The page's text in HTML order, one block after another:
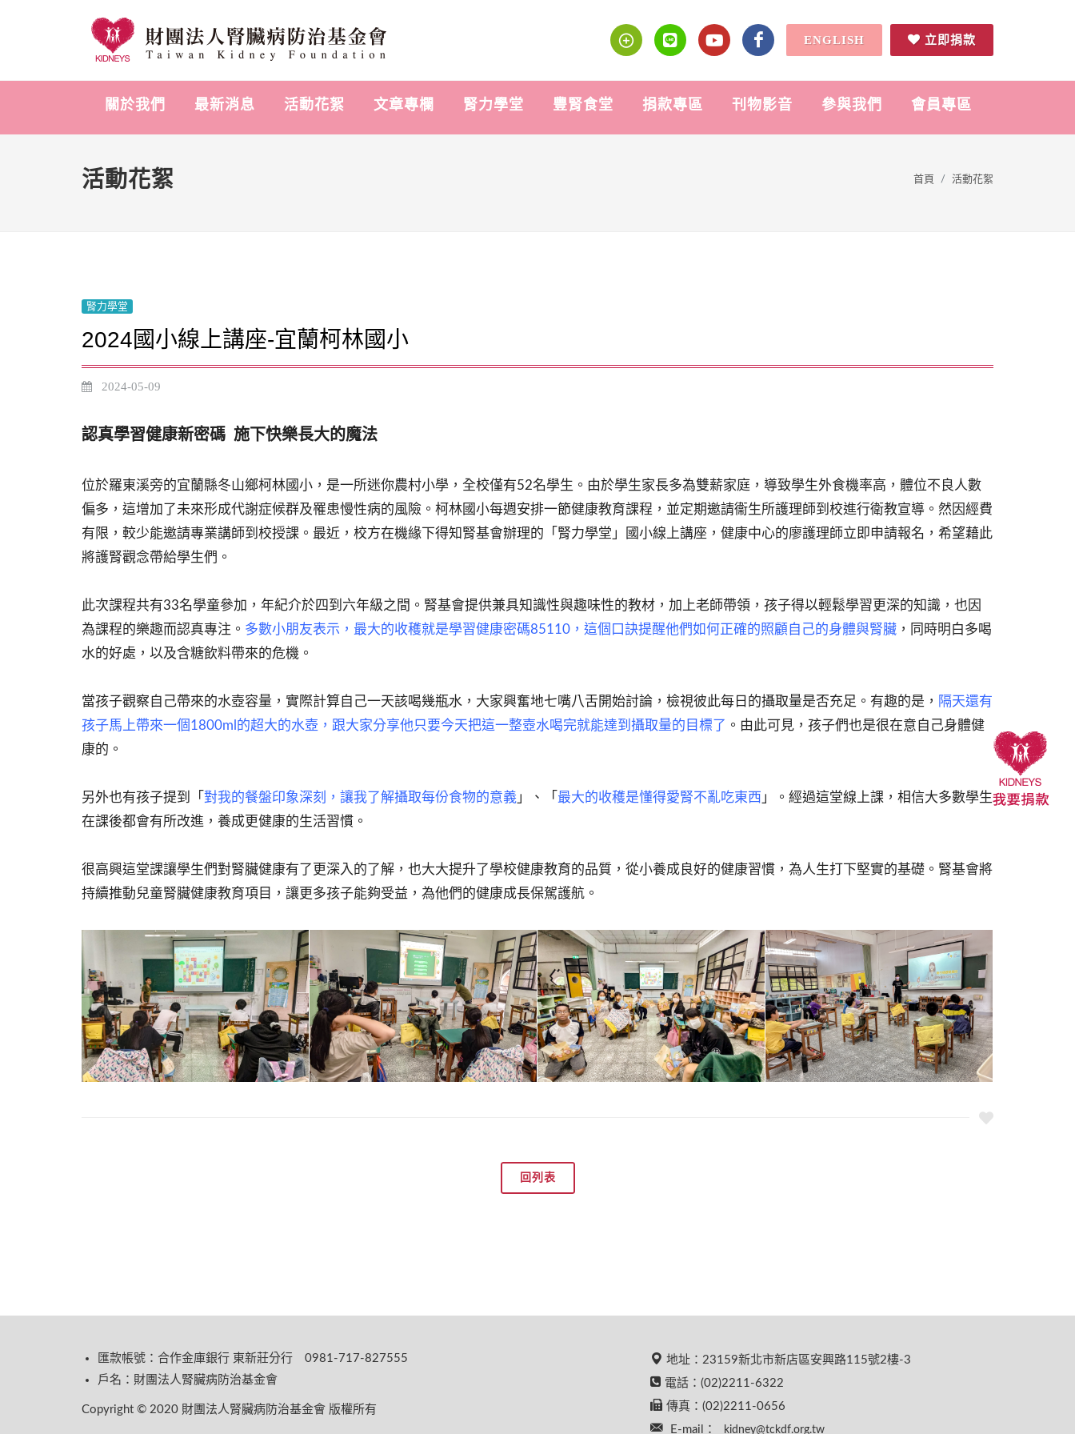
ENGLISH 立即捐款
關於我們 最新消息 活動花絮 文章專欄 腎力學堂 豐腎食堂 捐款專區 刊物影音 參與我們 會員專區
活動花絮 首頁 活動花絮
腎力學堂
2024國小線上講座-宜蘭柯林國小
2024-05-09
認真學習健康新密碼 施下快樂長大的魔法
位於羅東溪旁的宜蘭縣冬山鄉柯林國小，是一所迷你農村小學，全校僅有52名學生。由於學生家長多為雙薪家庭，導致學生外食機率高，體位不良人數
偏多，這增加了未來形成代謝症候群及罹患慢性病的風險。柯林國小每週安排一節健康教育課程，並定期邀請衞生所護理師到校進行衛教宣導。然因經費
有限，較少能邀請專業講師到校授課。最近，校方在機緣下得知腎基會辦理的「腎力學堂」國小線上講座，健康中心的廖護理師立即申請報名，希望藉此
將護腎觀念帶給學生們。
此次課程共有33名學童參加，年紀介於四到六年級之間。腎基會提供兼具知識性與趣味性的教材，加上老師帶領，孩子得以輕鬆學習更深的知識，也因
為課程的樂趣而認真專注。 多數小朋友表示，最大的收穫就是學習健康密碼85110，這個口訣提醒他們如何正確的照顧自己的身體與腎臟 ，同時明白多喝
水的好處，以及含糖飲料帶來的危機。
當孩子觀察自己帶來的水壺容量，實際計算自己一天該喝幾瓶水，大家興奮地七嘴八舌開始討論，檢視彼此每日的攝取量是否充足。有趣的是， 隔天還有
孩子馬上帶來一個1800ml的超大的水壺，跟大家分享他只要今天把這一整壺水喝完就能達到攝取量的目標了 。由此可見，孩子們也是很在意自己身體健
康的。
另外也有孩子提到「 對我的餐盤印象深刻，讓我了解攝取每份食物的意義 」、「 最大的收穫是懂得愛腎不亂吃東西 」。經過這堂線上課，相信大多數學生
在課後都會有所改進，養成更健康的生活習慣。
很高興這堂課讓學生們對腎臟健康有了更深入的了解，也大大提升了學校健康教育的品質，從小養成良好的健康習慣，為人生打下堅實的基礎。腎基會將
持續推動兒童腎臟健康教育項目，讓更多孩子能夠受益，為他們的健康成長保駕護航。
回列表
匯款帳號：合作金庫銀行 東新莊分行 0981-717-827555
戶名：財團法人腎臟病防治基金會
Copyright © 2020 財團法人腎臟病防治基金會 版權所有
地址：23159新北市新店區安興路115號2樓-3
電話：(02)2211-6322
傳真：(02)2211-0656
E-mail：
kidney@tckdf.org.tw